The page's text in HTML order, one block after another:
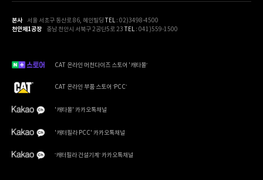
본사 서울 서초구 동산로 86, 혜인빌딩 TEL: 02)3498-4500
천안제1공장
충남 천안시 서북구 2공단5로 23 TEL: 041)559-1500
CAT 온라인 머천다이즈 스토어 '캐타몰‘
CAT 온라인 부품 스토어 ‘PCC’
'캐타몰' 카카오톡채널
'캐터필라 PCC' 카카오톡채널
‘캐터필라 건설기계‘ 카카오톡채널